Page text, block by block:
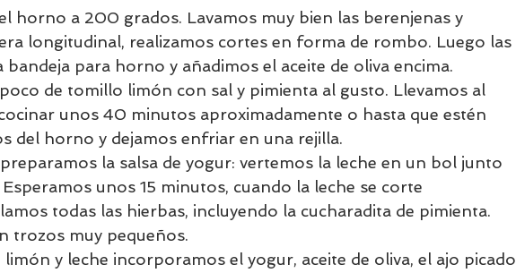
horno a 200 grados. Lavamos muy bien las berenjenas y
longitudinal, realizamos cortes en forma de rombo. Luego las
bandeja para horno y añadimos el aceite de oliva encima.
de tomillo limón con sal y pimienta al gusto. Llevamos al
unos 40 minutos aproximadamente o hasta que estén
del horno y dejamos enfriar en una rejilla.
la salsa de yogur: vertemos la leche en un bol junto
unos 15 minutos, cuando la leche se corte
todas las hierbas, incluyendo la cucharadita de pimienta.
trozos muy pequeños.
y leche incorporamos el yogur, aceite de oliva, el ajo picado